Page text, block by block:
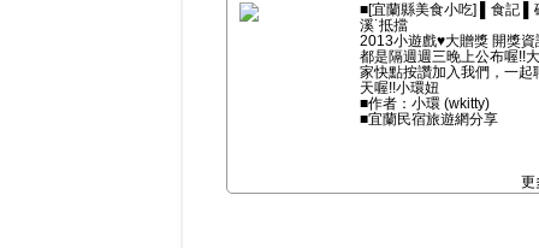
■[宜蘭縣美食小吃] ▌食記 ▌
溪˙抵擋
2013小遊戲♥大贈獎 開獎資
都是隔週週三晚上公布喔!!大
家快點按讚加入我們，一起
天喔!!小環妞
■作者：小環 (wkitty)
■宜蘭民宿旅遊網分享
更